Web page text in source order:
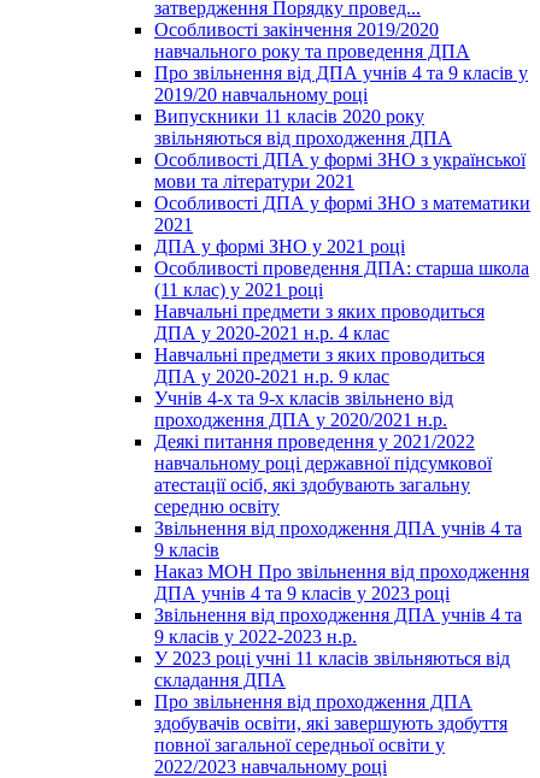
затвердження Порядку провед...
Особливості закінчення 2019/2020
навчального року та проведення ДПА
Про звільнення від ДПА учнів 4 та 9 класів у
2019/20 навчальному році
Випускники 11 класів 2020 року
звільняються від проходження ДПА
Особливості ДПА у формі ЗНО з української
мови та літератури 2021
Особливості ДПА у формі ЗНО з математики
2021
ДПА у формі ЗНО у 2021 році
Особливості проведення ДПА: старша школа
(11 клас) у 2021 році
Навчальні предмети з яких проводиться
ДПА у 2020-2021 н.р. 4 клас
Навчальні предмети з яких проводиться
ДПА у 2020-2021 н.р. 9 клас
Учнів 4-х та 9-х класів звільнено від
проходження ДПА у 2020/2021 н.р.
Деякі питання проведення у 2021/2022
навчальному році державної підсумкової
атестації осіб, які здобувають загальну
середню освіту
Звільнення від проходження ДПА учнів 4 та
9 класів
Наказ МОН Про звільнення від проходження
ДПА учнів 4 та 9 класів у 2023 році
Звільнення від проходження ДПА учнів 4 та
9 класів у 2022-2023 н.р.
У 2023 році учні 11 класів звільняються від
складання ДПА
Про звільнення від проходження ДПА
здобувачів освіти, які завершують здобуття
повної загальної середньої освіти у
2022/2023 навчальному році